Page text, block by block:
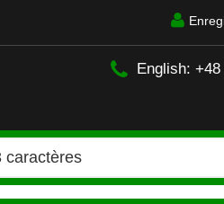
English: